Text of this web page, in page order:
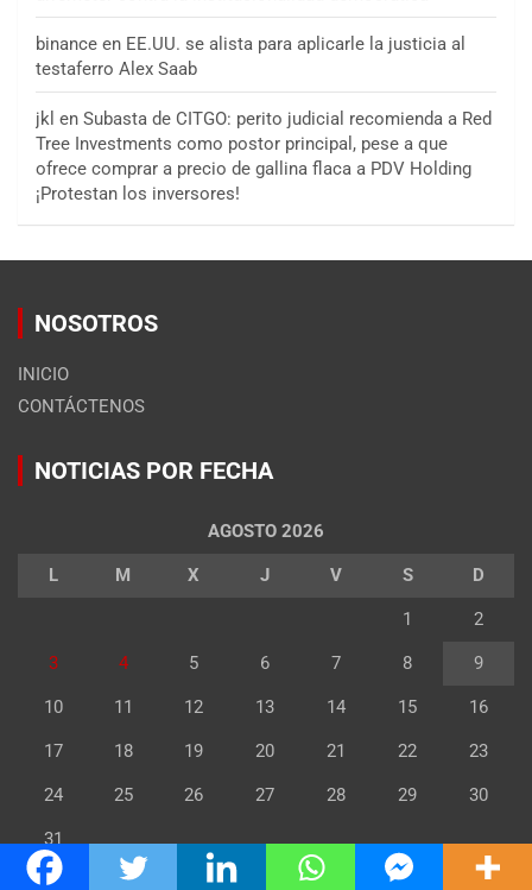
binance en EE.UU. se alista para aplicarle la justicia al
testaferro Alex Saab
jkl en Subasta de CITGO: perito judicial recomienda a Red
Tree Investments como postor principal, pese a que
ofrece comprar a precio de gallina flaca a PDV Holding
¡Protestan los inversores!
NOSOTROS
INICIO
CONTÁCTENOS
NOTICIAS POR FECHA
AGOSTO 2026
L M X J V S D
1 2
3 4 5 6 7 8 9
10 11 12 13 14 15 16
17 18 19 20 21 22 23
24 25 26 27 28 29 30
31
« Jul